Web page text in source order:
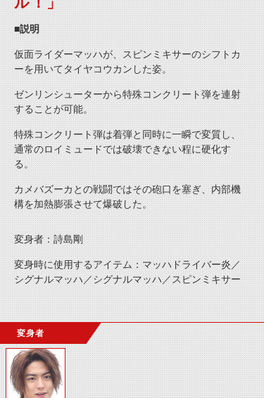
■説明
仮面ライダーマッハが、スピンミキサーのシフトカ
ーを用いて タイヤコウカンした姿。
ゼンリンシューターから特殊コンクリート弾を連射
することが可能。
特殊コンクリート弾は着弾と同時に一瞬で変質し、
通常のロイミュードでは破壊できない程に硬化す
る。
カメバズーカとの戦闘ではその砲口を塞ぎ、内部機
構を加熱膨張させて爆破した。
変身者：詩島剛
変身時に使用するアイテム：マッハドライバー炎／
シグナルマッハ／シグナルマッハ／スピンミキサー
変身者